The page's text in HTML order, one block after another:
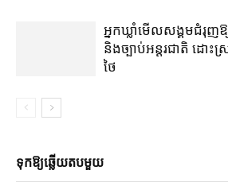
អ្នកឃ្លាំមើល​សង្គម​ជំរុញ​ឱ្យ​
និង​ច្បាប់​អន្តរជាតិ ដោះ
ថៃ
ទុក​ឱ្យ​ឆ្លើយ​តប​មួយ